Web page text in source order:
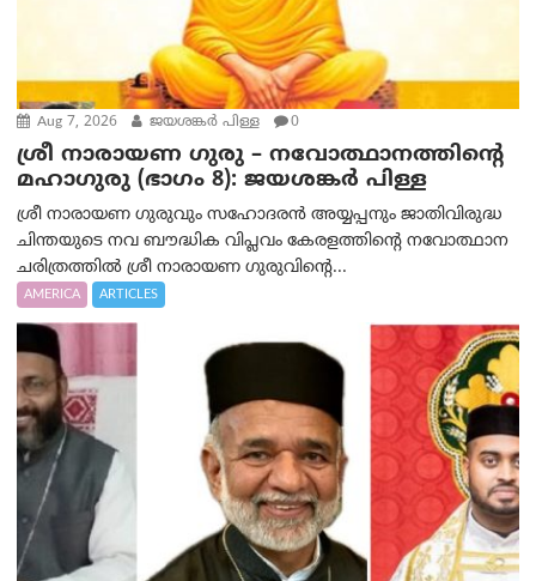
Aug 7, 2026 ജയശങ്കര്‍ പിള്ള 0
ശ്രീ നാരായണ ഗുരു – നവോത്ഥാനത്തിന്റെ
മഹാഗുരു (ഭാഗം 8): ജയശങ്കര്‍ പിള്ള
ശ്രീ നാരായണ ഗുരുവും സഹോദരൻ അയ്യപ്പനും ജാതിവിരുദ്ധ
ചിന്തയുടെ നവ ബൗദ്ധിക വിപ്ലവം കേരളത്തിന്റെ നവോത്ഥാന
ചരിത്രത്തിൽ ശ്രീ നാരായണ ഗുരുവിന്റെ...
AMERICA ARTICLES